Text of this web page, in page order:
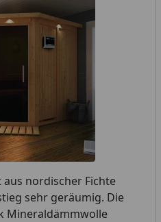
aus nordischer Fichte
sehr geräumig. Die
Mineraldämmwolle